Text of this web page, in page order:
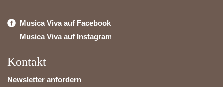
Musica Viva auf Facebook
Musica Viva auf Instagram
Kontakt
Newsletter anfordern